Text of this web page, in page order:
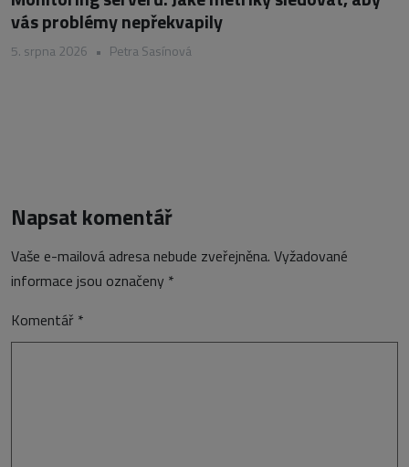
vás problémy nepřekvapily
5. srpna 2026 • Petra Sasínová
Napsat komentář
Vaše e-mailová adresa nebude zveřejněna. Vyžadované
informace jsou označeny *
Komentář *